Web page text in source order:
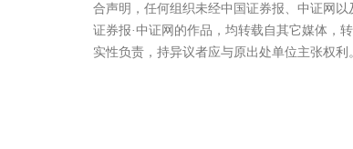
合声明，任何组织未经中国证券报、中证网
证券报·中证网的作品，均转载自其它媒体，
实性负责，持异议者应与原出处单位主张权利